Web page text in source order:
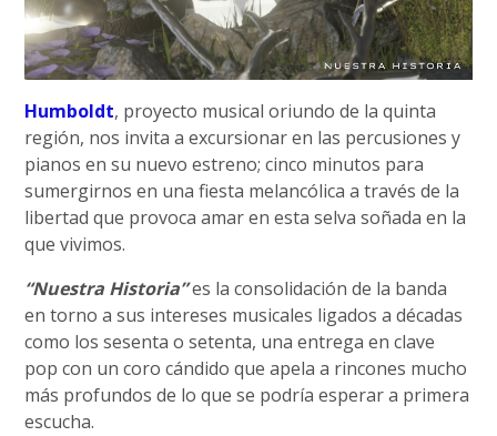
Humboldt, proyecto musical oriundo de la quinta
región, nos invita a excursionar en las percusiones y
pianos en su nuevo estreno; cinco minutos para
sumergirnos en una fiesta melancólica a través de la
libertad que provoca amar en esta selva soñada en la
que vivimos.
“Nuestra Historia”es la consolidación de la banda
en torno a sus intereses musicales ligados a décadas
como los sesenta o setenta, una entrega en clave
pop con un coro cándido que apela a rincones mucho
más profundos de lo que se podría esperar a primera
escucha.